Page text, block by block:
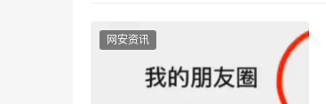
网安资讯